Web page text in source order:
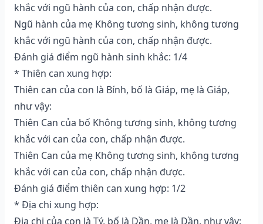
khắc với ngũ hành của con, chấp nhận được.
Ngũ hành của mẹ Không tương sinh, không tương
khắc với ngũ hành của con, chấp nhận được.
Đánh giá điểm ngũ hành sinh khắc: 1/4
* Thiên can xung hợp:
Thiên can của con là Bính, bố là Giáp, mẹ là Giáp,
như vậy:
Thiên Can của bố Không tương sinh, không tương
khắc với can của con, chấp nhận được.
Thiên Can của mẹ Không tương sinh, không tương
khắc với can của con, chấp nhận được.
Đánh giá điểm thiên can xung hợp: 1/2
* Địa chi xung hợp:
Địa chi của con là Tý, bố là Dần, mẹ là Dần, như vậy: